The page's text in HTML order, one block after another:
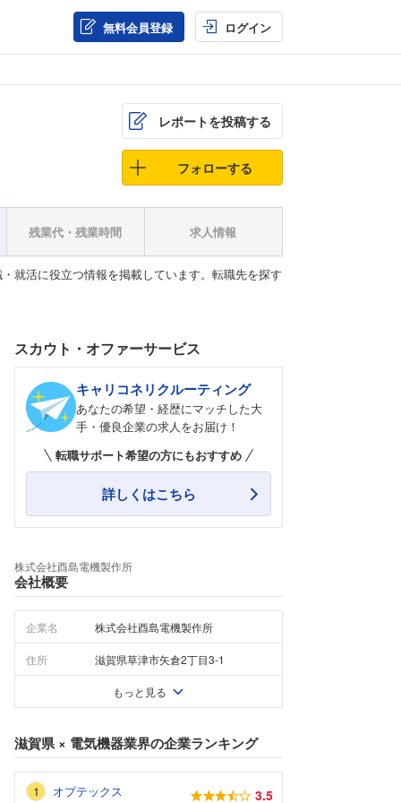
無料会員登録 ログイン
レポートを投稿する
フォローする
残業代・残業時間 求人情報
就活に役立つ情報を掲載しています。転職先を探す
スカウト・オファーサービス
キャリコネリクルーティング
あなたの希望・経歴にマッチした大
手・優良企業の求人をお届け！
転職サポート希望の方にもおすすめ
詳しくはこちら
株式会社酉島電機製作所
会社概要
企業名 株式会社酉島電機製作所
住所 滋賀県草津市矢倉2丁目3-1
もっと見る
滋賀県× 電気機器業界の企業ランキング
オプテックス 3.5